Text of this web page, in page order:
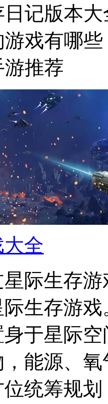
记版本大
戏有哪些
推荐
全
际生存
际生存游
于星际
能源、
统筹规